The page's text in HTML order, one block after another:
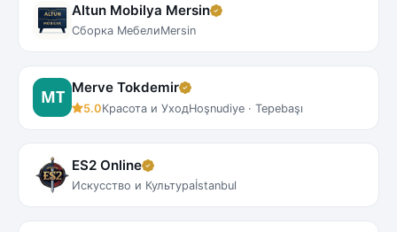
Altun Mobilya Mersin
Сборка МебелиMersin
Merve Tokdemir
5.0Красота и УходHoşnudiye · Tepebaşı
ES2 Online
Искусство и Культураİstanbul